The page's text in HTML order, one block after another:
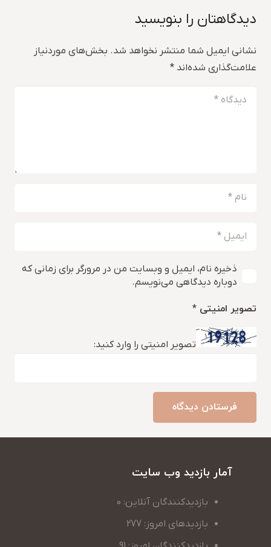
دیدگاهتان را بنویسید
نشانی ایمیل شما منتشر نخواهد شد. بخش‌های موردنیاز
علامت‌گذاری شده‌اند *
ذخیره نام، ایمیل و وبسایت من در مرورگر برای زمانی که
دوباره دیدگاهی می‌نویسم.
تصویر امنیتی *
تصویر امنیتی را وارد کنید:
فرستادن دیدگاه
آمار بازدید وب سایت
بازدیدکنندگان آنلاین: 0
بازدیدهای امروز: 277